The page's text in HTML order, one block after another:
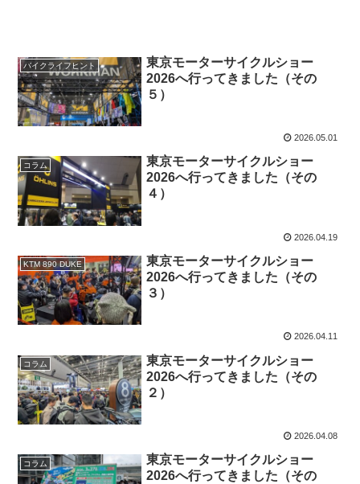
バイクライフヒント
東京モーターサイクルショー
2026へ行ってきました（その
５）
2026.05.01
コラム
東京モーターサイクルショー
2026へ行ってきました（その
４）
2026.04.19
KTM 890 DUKE
東京モーターサイクルショー
2026へ行ってきました（その
３）
2026.04.11
コラム
東京モーターサイクルショー
2026へ行ってきました（その
２）
2026.04.08
コラム
東京モーターサイクルショー
2026へ行ってきました（その